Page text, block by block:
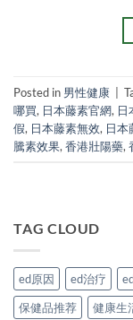
Posted in 男性健康
哪買, 日本藤素官網, 日
假, 日本藤素無效, 日本
騰素效果, 香港壯陽藥,
TAG CLOUD
ed原因 ed治疗
保健品推荐
健康生